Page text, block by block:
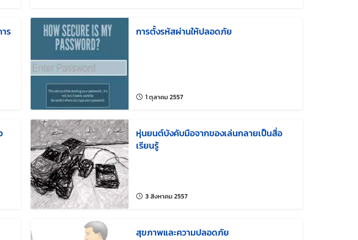
ร
การตั้งรหัสผ่านให้ปลอดภัย
1 ตุลาคม 2557แก้ไขล่าสุดเมื่อ:
หุ่นยนต์บังคับมือจากของเล่นกลายเป็นสื่อ
เรียนรู้
3 สิงหาคม 2557แก้ไขล่าสุดเมื่อ:
สุขภาพและความปลอดภัย